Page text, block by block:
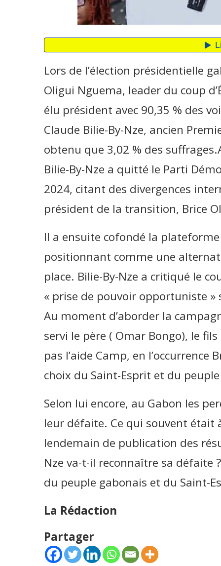
Lors de l’élection présidentielle
Oligui Nguema, leader du coup
élu président avec 90,35 % des
Claude Bilie-By-Nze, ancien
obtenu que 3,02 % des
Bilie-By-Nze a quitté le Parti
2024, citant des divergences
président de la transition, Brice
Il a ensuite cofondé la
positionnant comme une
place. Bilie-By-Nze a critiqué le
« prise de pouvoir opportuniste
Au moment d’aborder la
servi le père ( Omar Bongo), le
pas l’aide Camp, en
choix du Saint-Esprit et du
Selon lui encore, au Gabon les
leur défaite. Ce qui souvent était
lendemain de publication des
Nze va-t-il reconnaître sa défaite
du peuple gabonais et du Saint-
La Rédaction
Partager